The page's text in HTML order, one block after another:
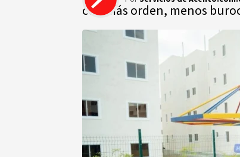
con más orden, menos